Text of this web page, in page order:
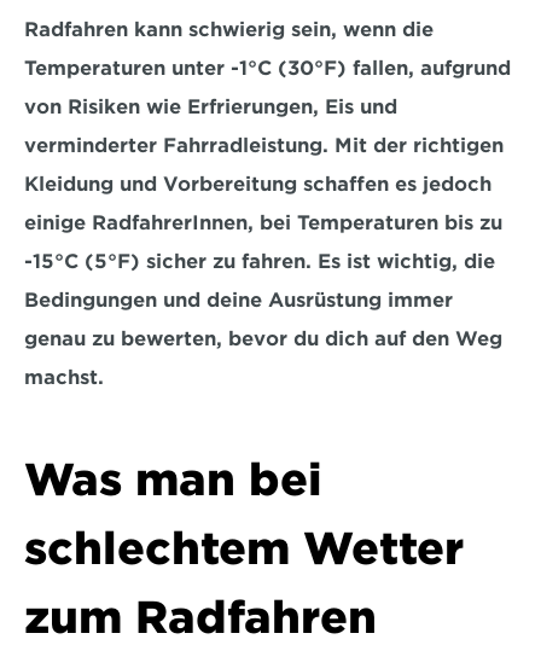
Radfahren kann schwierig sein, wenn die
Temperaturen unter -1°C (30°F) fallen, aufgrund
von Risiken wie Erfrierungen, Eis und
verminderter Fahrradleistung. Mit der richtigen
Kleidung und Vorbereitung schaffen es jedoch
-15°C (5°F) sicher zu fahren. Es ist wichtig, die
Bedingungen und deine Ausrüstung immer
genau zu bewerten, bevor du dich auf den Weg
machst.
Was man bei
schlechtem Wetter
zum Radfahren